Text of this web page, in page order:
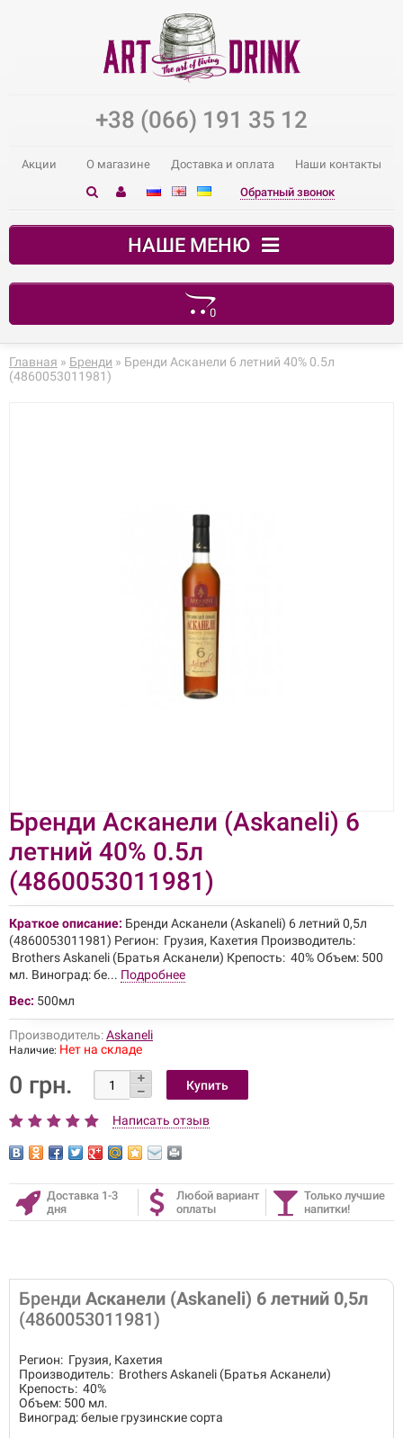
+38 (066) 191 35 12
Акции О магазине Доставка и оплата Наши контакты
Обратный звонок
НАШЕ МЕНЮ
0
В корзине пусто!
Главная » Бренди » Бренди Асканели 6 летний 40% 0.5л
(4860053011981)
Бренди Асканели (Askaneli) 6
летний 40% 0.5л
(4860053011981)
Краткое описание: Бренди Асканели (Askaneli) 6 летний 0,5л
(4860053011981) Регион: Грузия, Кахетия Производитель:
Brothers Askaneli (Братья Асканели) Крепость: 40% Объем: 500
мл. Виноград: бе... Подробнее
Вес: 500мл
Производитель:Askaneli
Наличие: Нет на складе
0 грн.
Написать отзыв
Доставка 1-3
дня
Любой вариант
оплаты
Только лучшие
напитки!
Бренди Асканели (Askaneli) 6 летний 0,5л
(4860053011981)
Регион: Грузия, Кахетия
Производитель: Brothers Askaneli (Братья Асканели)
Крепость: 40%
Объем: 500 мл.
Виноград: белые грузинские сорта